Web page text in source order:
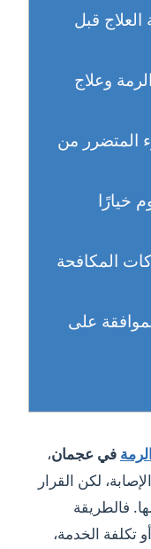
قبل
وعلاج
المتضرر من
خيارًا
المكافحة
على
في عجمان،
لكن القرار
فالطريقة
تكلفة الخدمة،